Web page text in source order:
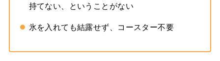
持てない、ということがない
氷を入れても結露せず、コースター不要